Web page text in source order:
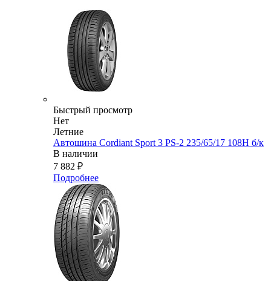
Быстрый просмотр
Нет
Летние
Автошина Cordiant Sport 3 PS-2 235/65/17 108Н б/к
В наличии
7 882 ₽
Подробнее